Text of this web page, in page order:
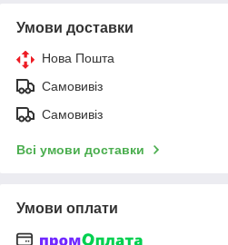
Умови доставки
Нова Пошта
Самовивіз
Самовивіз
Всі умови доставки
Умови оплати